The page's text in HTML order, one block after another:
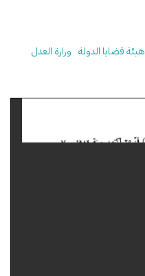
هيئة قضايا الدولة وزارة العدل